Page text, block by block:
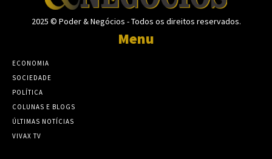
2025 © Poder & Negócios - Todos os direitos reservados.
Menu
ECONOMIA
SOCIEDADE
POLÍTICA
COLUNAS E BLOGS
ÚLTIMAS NOTÍCIAS
VIVAX TV